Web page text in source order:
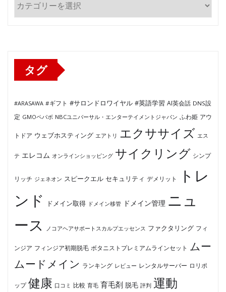
テ
タグ
#ARASAWA #ギフト #サロンドロワイヤル #英語学習 AI英会話 DNS設
定 GMOペパボ NBCユニバーサル・エンターテイメントジャパン ふわ姫 アウ
トドア ウェブホスティング エアトリ エクササイズ エス
テ エレコム オンラインショッピング サイクリング シンプ
リッチ ジェネオン スピークエル セキュリティ デメリット
トレ
ンド
ドメイン取得 ドメイン移管 ドメイン管理 ニュ
ース
ノコアヘアサポートスカルプエッセンス ファクタリング フィ
ンジア フィンジア初期脱毛 ボタニストプレミアムラインセット ムー
ムードメイン ランキング レビュー レンタルサーバー ロリポ
ップ 健康 口コミ 比較 育毛 育毛剤 脱毛 評判 運動